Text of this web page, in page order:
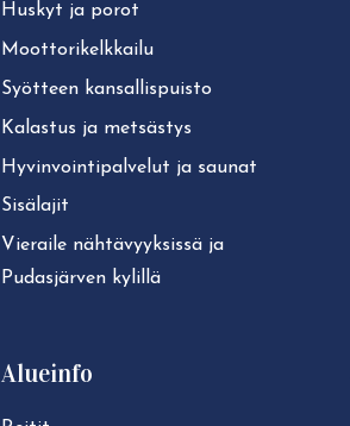
Huskyt ja porot
Moot­to­ri­kelk­kai­lu
Syötteen kan­sal­lis­puis­to
Kalastus ja metsästys
Hy­vin­voin­ti­pal­ve­lut ja saunat
Sisälajit
Vieraile näh­tä­vyyk­sis­sä ja
Pudasjärven kylillä
Alueinfo